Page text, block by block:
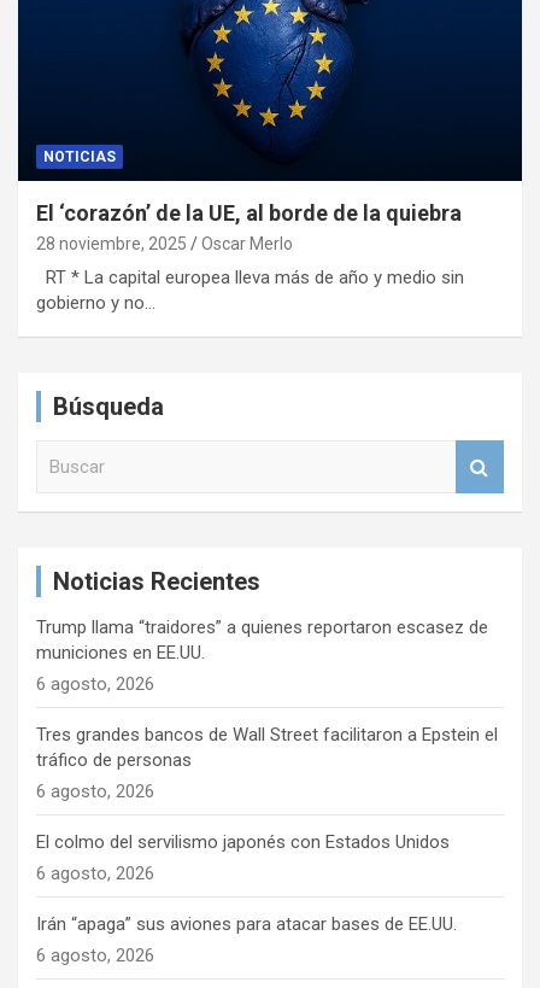
NOTICIAS
El ‘corazón’ de la UE, al borde de la quiebra
28 noviembre, 2025 Oscar Merlo
RT * La capital europea lleva más de año y medio sin
gobierno y no…
Búsqueda
Noticias Recientes
Trump llama “traidores” a quienes reportaron escasez de
municiones en EE.UU.
6 agosto, 2026
Tres grandes bancos de Wall Street facilitaron a Epstein el
tráfico de personas
6 agosto, 2026
El colmo del servilismo japonés con Estados Unidos
6 agosto, 2026
Irán “apaga” sus aviones para atacar bases de EE.UU.
6 agosto, 2026